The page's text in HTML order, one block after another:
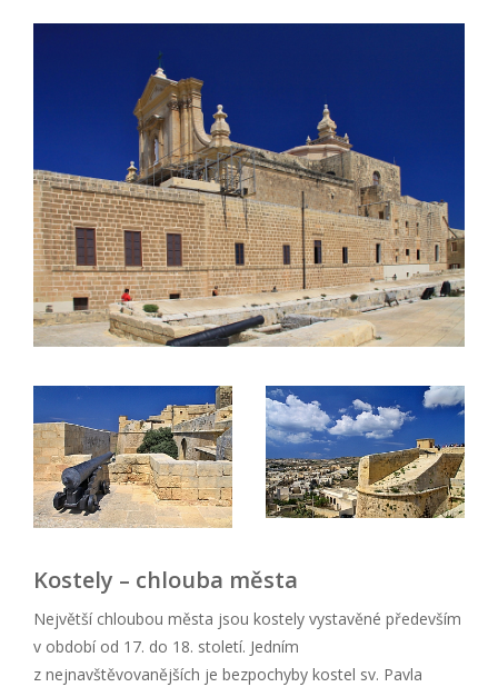
Kostely – chlouba města
Největší chloubou města jsou kostely vystavěné především
v období od 17. do 18. století. Jedním
z nejnavštěvovanějších je bezpochyby kostel sv. Pavla